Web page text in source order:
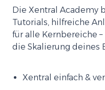
Die Xentral Academy
Tutorials, hilfreiche
für alle Kernbereiche
die Skalierung deines
Xentral einfach &